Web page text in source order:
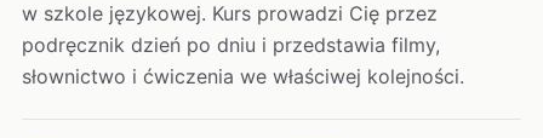
w szkole językowej. Kurs prowadzi Cię przez
podręcznik dzień po dniu i przedstawia filmy,
słownictwo i ćwiczenia we właściwej kolejności.